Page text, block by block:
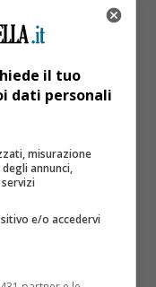
il tuo
dati personali
misurazione
annunci,
e/o accedervi